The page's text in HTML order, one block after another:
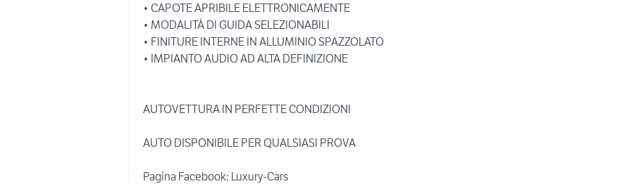
• CAPOTE APRIBILE ELETTRONICAMENTE
• MODALITÀ DI GUIDA SELEZIONABILI
• FINITURE INTERNE IN ALLUMINIO SPAZZOLATO
• IMPIANTO AUDIO AD ALTA DEFINIZIONE
AUTOVETTURA IN PERFETTE CONDIZIONI
AUTO DISPONIBILE PER QUALSIASI PROVA
Pagina Facebook: Luxury-Cars